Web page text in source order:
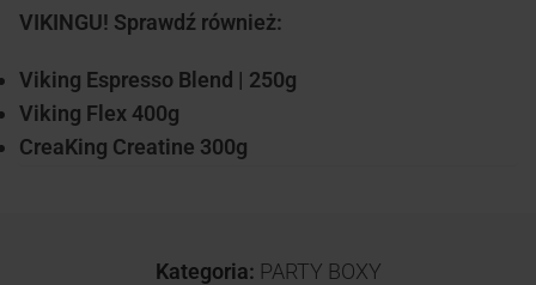
VIKINGU! Sprawdź również:
Viking Espresso Blend | 250g
Viking Flex 400g
CreaKing Creatine 300g
Kategoria: PARTY BOXY